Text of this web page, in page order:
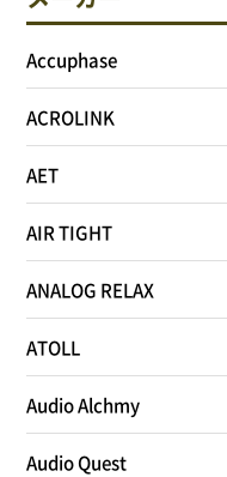
Accuphase
ACROLINK
AET
AIR TIGHT
ANALOG RELAX
ATOLL
Audio Alchmy
Audio Quest